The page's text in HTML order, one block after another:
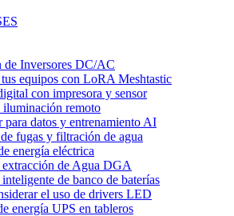
de Inversores DC/AC
equipos con LoRA Meshtastic
con impresora y sensor
remoto
para datos y entrenamiento AI
fugas y filtración de agua
energía eléctrica
de Agua DGA
de banco de baterías
el uso de drivers LED
energía UPS en tableros